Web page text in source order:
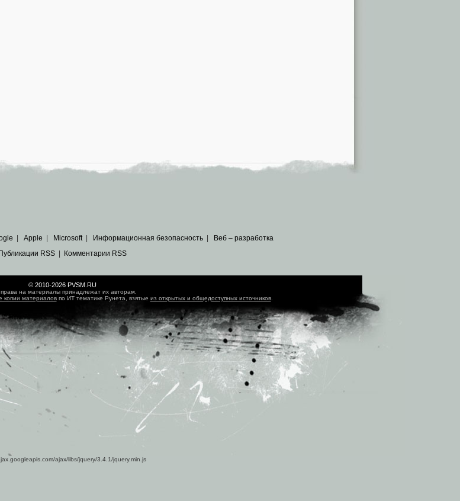
Apple Microsoft| Информационная безопасность
Веб – разработка
Публикации RSS| Комментарии RSS
© 2010-2026 PVSM.RU
на материалы принадлежат их авторам.
копии материаловпо ИТ тематике Рунета, взятые из открытых и общедоступных источников.
ajax/libs/jquery/3.4.1/jquery.min.js